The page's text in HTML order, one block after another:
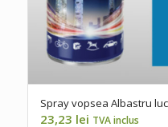
Spray vopsea Albastru
23,23 lei TVA inclus